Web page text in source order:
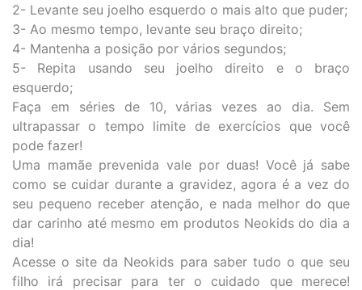
2- Levante seu joelho esquerdo o mais alto que puder;
3- Ao mesmo tempo, levante seu braço direito;
4- Mantenha a posição por vários segundos;
5- Repita usando seu joelho direito e o braço
esquerdo;
Faça em séries de 10, várias vezes ao dia. Sem
ultrapassar o tempo limite de exercícios que você
pode fazer!
Uma mamãe prevenida vale por duas! Você já sabe
como se cuidar durante a gravidez, agora é a vez do
seu pequeno receber atenção, e nada melhor do que
dar carinho até mesmo em produtos Neokidsdo dia a
dia!
Acesse o site da Neokids para saber tudo o que seu
filho irá precisar para ter o cuidado que merece!